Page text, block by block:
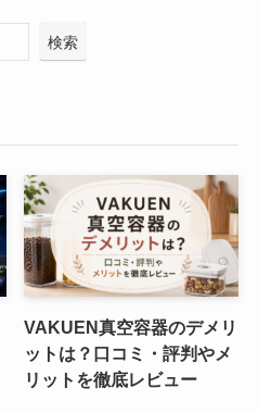
検索
VAKUEN真空容器のデメリ
ットは？口コミ・評判やメ
リットを徹底レビュー